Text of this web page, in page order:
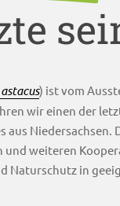
) ist vom
wir einen der
aus
und weiteren
Naturschutz in